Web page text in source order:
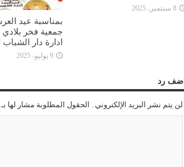
8 سبتمبر، 2025
بمناسبة عيد
جمعية فخر
ادارة دار
9 يوليو، 2025
اضف رد
لن يتم نشر البريد الإلكتروني . الحقول المطلوبة مشار لها بـ